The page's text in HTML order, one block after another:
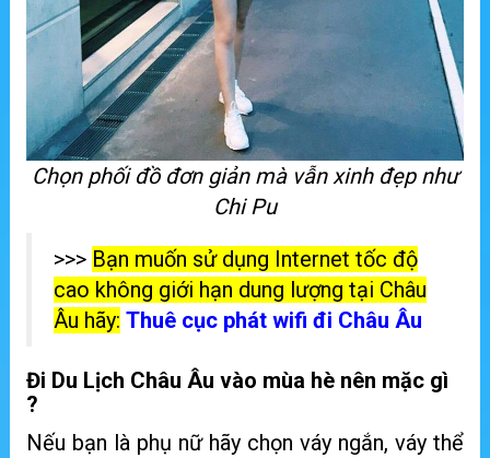
Chọn phối đồ đơn giản mà vẫn xinh đẹp như
Chi Pu
>>> Bạn muốn sử dụng Internet tốc độ
cao không giới hạn dung lượng tại Châu
Âu hãy: Thuê cục phát wifi đi Châu Âu
Đi Du Lịch Châu Âu vào mùa hè nên mặc gì
?
Nếu bạn là phụ nữ hãy chọn váy ngắn, váy thể